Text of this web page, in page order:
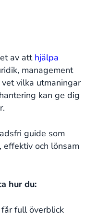
av atthjälpa
management
vilka utmaningar
kan ge dig
guide som
effektiv och lönsam
hur du:
full överblick